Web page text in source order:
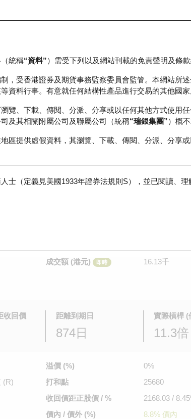
場統計 正股資料及市場統計 瑞銀輪證教室
統稱“資料”）需受下列以及網站刊載的免責聲明及條款
，受香港證券及期貨事務監察委員會監管。本網站所
資料行事。有意就任何結構性產品進行交易的其他國家
覽、下載、傳閱、分派、分享或以任何其他方式使用
及其相關附屬公司及聯屬公司（統稱“瑞銀集團”）概
區提供虛假資料，其瀏覽、下載、傳閱、分派、分享
士（定義見美國1933年證券法規則S），並已閱讀、理
恒生指數
成交額 (港元)
即時 16.13千
收回價 距離到期日
874日
實際槓桿 (
11.3倍
(R)
溢價 (%)
0%
打和點
25680
收回價距正股價 / %
2168.03 /
價內 / 價外 (%)
8.8% 價內